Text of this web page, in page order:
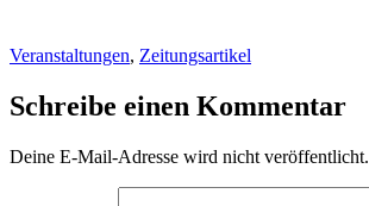
Veranstaltungen, Zeitungsartikel
Schreibe einen Kommentar
Deine E-Mail-Adresse wird nicht veröffentlicht.